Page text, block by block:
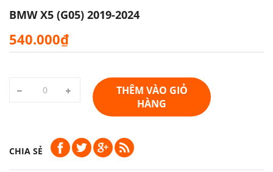
BMW X5 (G05) 2019-2024
540.000₫
THÊM VÀO GIỎ
HÀNG
CHIA SẺ